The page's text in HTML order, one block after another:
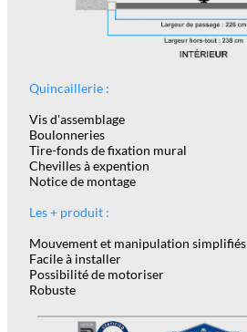
Quincaillerie :
Vis d'assemblage
Boulonneries
Tire-fonds de fixation mural
Chevilles à expention
Notice de montage
Les + produit :
Mouvement et manipulation simplifiés
Facile à installer
Possibilité de motoriser
Robuste